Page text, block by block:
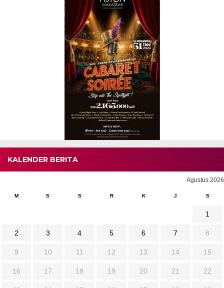
KALENDER BERITA
Agustus 2026
M S S R K J S
1
2 3 4 5 6 7 8
9 10 11 12 13 14 15
16 17 18 19 20 21 22